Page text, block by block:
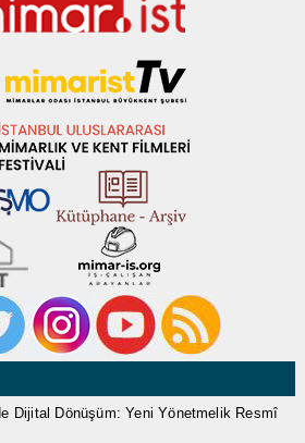
Dijital Dönüşüm: Yeni Yönetmelik Resmî